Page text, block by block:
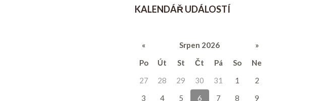
KALENDÁŘ UDÁLOSTÍ
« Srpen 2026
»
Po
Út St Čt Pá So
Ne
27
28 29 30 31 1
2
3
4 5 6 7 8
9